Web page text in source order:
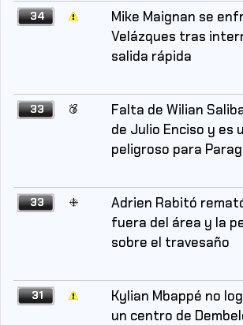
34
Mike Maignan se
Velázques tras
salida rápida
33
Falta de Wilian
de Julio Enciso y es
peligroso para
33
Adrien Rabitó
fuera del área y la
sobre el travesaño
31
Kylian Mbappé no
un centro de